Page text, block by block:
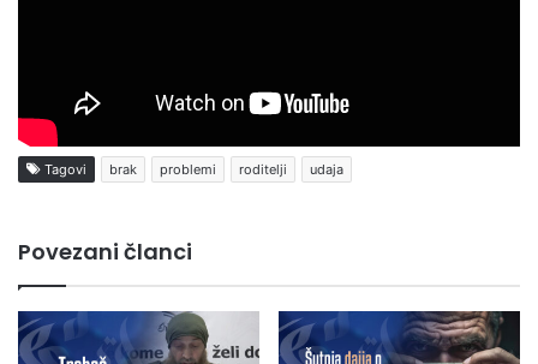
Tagovi brak problemi roditelji udaja
Povezani članci